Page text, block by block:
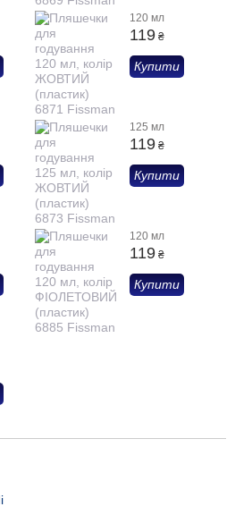
120 мл
119 ₴
Купити
125 мл
119 ₴
Купити
120 мл
119 ₴
Купити